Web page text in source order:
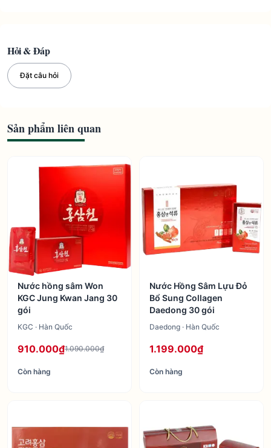
Hỏi & Đáp
Đặt câu hỏi
Sản phẩm liên quan
Nước hồng sâm Won
KGC Jung Kwan Jang 30
gói
KGC · Hàn Quốc
910.000₫1.090.000₫
Còn hàng
Nước Hồng Sâm Lựu Đỏ
Bổ Sung Collagen
Daedong 30 gói
Daedong · Hàn Quốc
1.199.000₫
Còn hàng